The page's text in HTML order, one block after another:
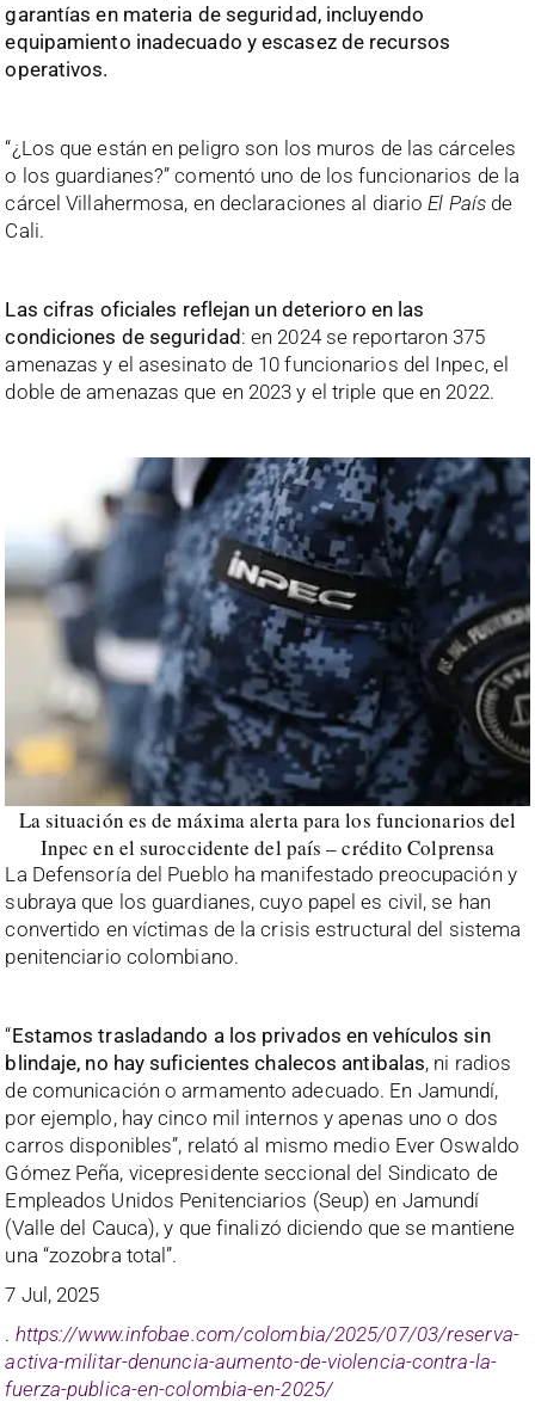
garantías en materia de seguridad, incluyendo
equipamiento inadecuado y escasez de recursos
operativos.
“¿Los que están en peligro son los muros de las cárceles
o los guardianes?” comentó uno de los funcionarios de la
cárcel Villahermosa, en declaraciones al diarioEl Paísde
Cali.
Las cifras oficiales reflejan un deterioro en las
condiciones de seguridad: en 2024 se reportaron 375
amenazas y el asesinato de 10 funcionarios del Inpec, el
doble de amenazas que en 2023 y el triple que en 2022.
La situación es de máxima alerta para los funcionarios del
Inpec en el suroccidente del país – crédito Colprensa
La Defensoría del Pueblo ha manifestado preocupación y
subraya que los guardianes, cuyo papel es civil, se han
convertido en víctimas de la crisis estructural del sistema
penitenciario colombiano.
“Estamos trasladando a los privados en vehículos sin
blindaje, no hay suficientes chalecos antibalas, ni radios
de comunicación o armamento adecuado. En Jamundí,
por ejemplo, hay cinco mil internos y apenas uno o dos
carros disponibles”, relató al mismo medio Ever Oswaldo
Gómez Peña, vicepresidente seccional del Sindicato de
Empleados Unidos Penitenciarios (Seup) en Jamundí
(Valle del Cauca), y que finalizó diciendo que se mantiene
una “zozobra total”.
7 Jul, 2025
. https://www.infobae.com/colombia/2025/07/03/reserva-
activa-militar-denuncia-aumento-de-violencia-contra-la-
fuerza-publica-en-colombia-en-2025/